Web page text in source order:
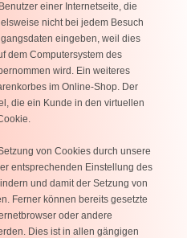
einer Internetseite, die
nicht bei jedem Besuch
eingeben, weil dies
dem Computersystem des
wird. Ein weiteres
im Online-Shop. Der
die ein Kunde in den virtuellen
von Cookies durch unsere
entsprechenden Einstellung des
und damit der Setzung von
Ferner können bereits gesetzte
oder andere
Dies ist in allen gängigen